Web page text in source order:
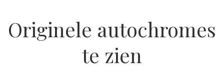
Originele autochromes
te zien